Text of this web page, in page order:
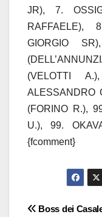
JR), 7.
RAFFAELE),
GIORGIO
(VELOTTI
ALESSANDRO
(FORINO R.),
U.), 99.
{fcomment}
Boss dei